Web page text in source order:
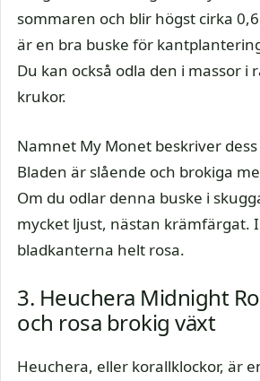
sommaren och blir högst cirka
är en bra buske för
Du kan också odla den i massor i
krukor.
Namnet My Monet beskriver
Bladen är slående och brokiga
Om du odlar denna buske i
mycket ljust, nästan krämfärgat.
bladkanterna helt rosa.
3. Heuchera Midnight
och rosa brokig växt
Heuchera, eller korallklockor, är